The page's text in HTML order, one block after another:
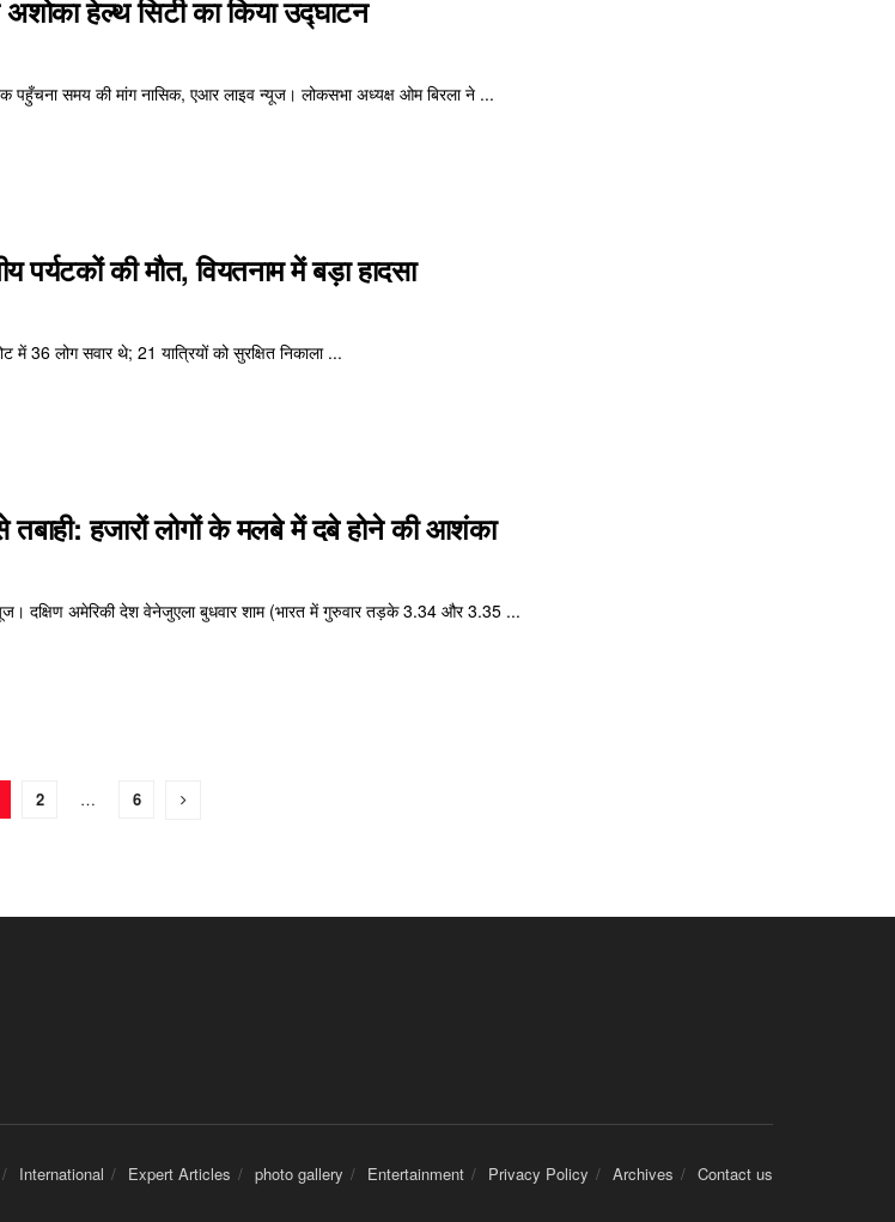
हेल्थ सिटी का किया उद्घाटन
पहुँचना समय की मांग नासिक, एआर लाइव न्यूज। लोकसभा अध्यक्ष ओम बिरला ने ...
पर्यटकों की मौत, वियतनाम में बड़ा हादसा
में 36 लोग सवार थे; 21 यात्रियों को सुरक्षित निकाला ...
हजारों लोगों के मलबे में दबे होने की आशंका
दक्षिण अमेरिकी देश वेनेजुएला बुधवार शाम (भारत में गुरुवार तड़के 3.34 और 3.35 ...
2 … 6
International Expert Articles photo gallery Entertainment Privacy Policy Archives Contact us